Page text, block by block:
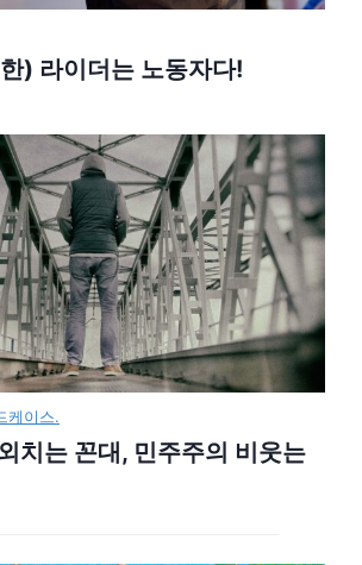
) 라이더는 노동자다!
케이스.
치는 꼰대, 민주주의 비웃는